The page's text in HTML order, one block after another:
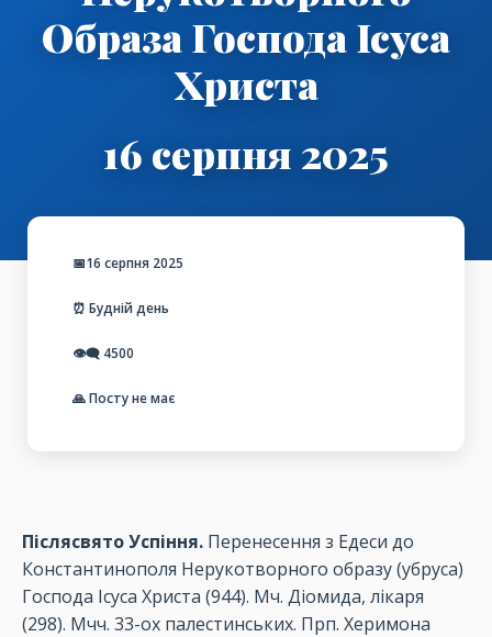
Образа Господа Ісуса
Христа
16 серпня 2025
📅16 серпня 2025
⏰ Будній день
👁️‍🗨️ 4500
🙏 Посту не має
Післясвято Успіння. Перенесення з Едеси до
Константинополя Нерукотворного образу (убруса)
Господа Ісуса Христа (944). Мч. Діомида, лікаря
(298). Мчч. 33-ох палестинських. Прп. Херимона